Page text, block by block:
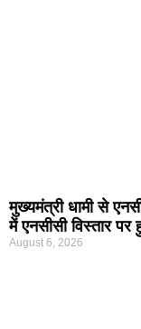
मुख्यमंत्री धामी से
में एनसीसी विस्तार पर
August 6, 2026